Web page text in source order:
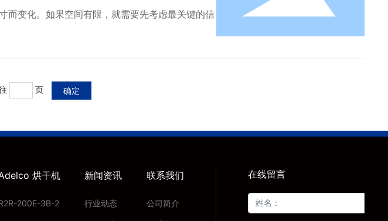
而变化。如果空间有限，就需要先考虑最关键的信
页 确定
烘干机
200E-3B-2
新闻资讯
行业动态
联系我们
公司简介
在线留言